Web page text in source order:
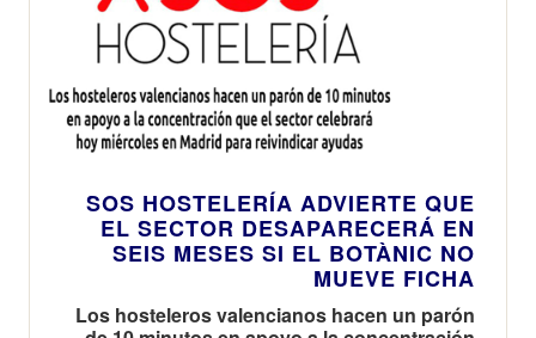
SOS HOSTELERÍA ADVIERTE QUE
EL SECTOR DESAPARECERÁ EN
SEIS MESES SI EL BOTÀNIC NO
MUEVE FICHA
Los hosteleros valencianos hacen un parón